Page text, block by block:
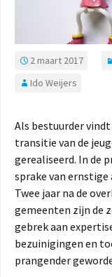
2 maart 2017
Ido Weijers
Als bestuurder
transitie van de
gerealiseerd. In de
sprake van
Twee jaar na de
gemeenten zijn de
gebrek aan
bezuinigingen en
prangender